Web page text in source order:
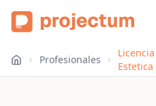
Profesionales